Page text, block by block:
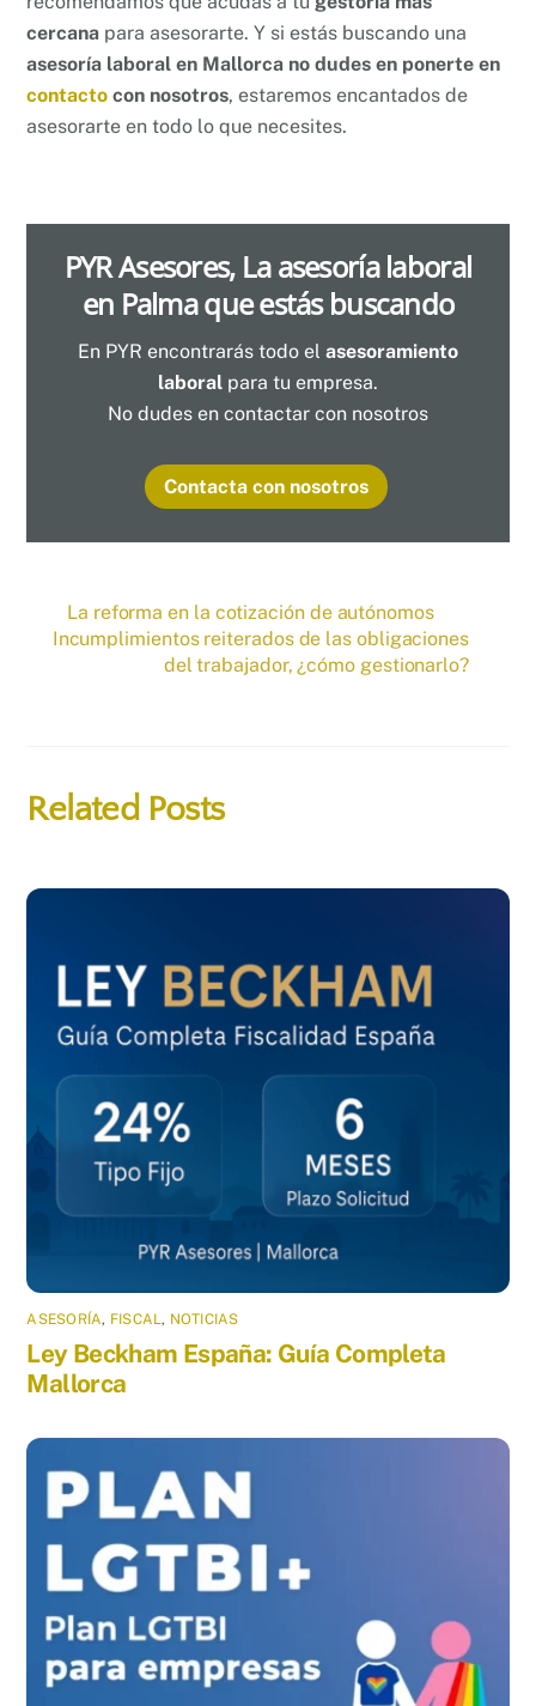
cercana para asesorarte. Y si estás buscando una
asesoría laboral en Mallorca no dudes en ponerte en
contacto con nosotros, estaremos encantados de
asesorarte en todo lo que necesites.
PYR Asesores, La asesoría laboral
en Palma que estás buscando
En PYR encontrarás todo el asesoramiento
laboral para tu empresa.
No dudes en contactar con nosotros
Contacta con nosotros
La reforma en la cotización de autónomos
Incumplimientos reiterados de las obligaciones
del trabajador, ¿cómo gestionarlo?
Related Posts
ASESORÍA, FISCAL , NOTICIAS
Ley Beckham España: Guía Completa
Mallorca